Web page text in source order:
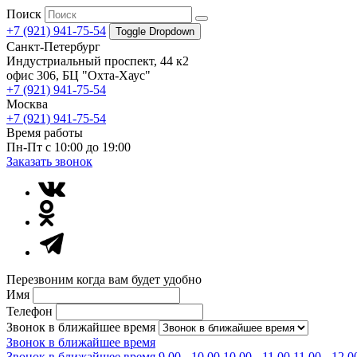
Поиск
+7 (921) 941-75-54
Toggle Dropdown
Санкт-Петербург
Индустриальный проспект, 44 к2
офис 306, БЦ "Охта-Хаус"
+7 (921) 941-75-54
Москва
+7 (921) 941-75-54
Время работы
Пн-Пт с 10:00 до 19:00
Заказать звонок
Перезвоним когда вам будет удобно
Имя
Телефон
Звонок в ближайшее время
Звонок в ближайшее время